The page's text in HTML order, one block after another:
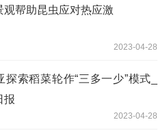
观帮助昆虫应对热应激
2023-04-28
探索稻菜轮作“三多一少”模式_
报
2023-04-28